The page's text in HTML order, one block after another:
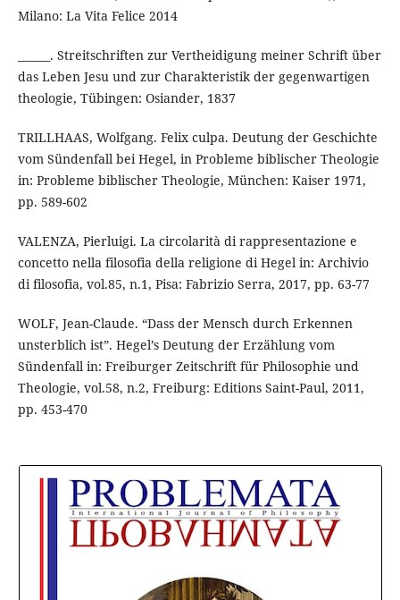
Milano: La Vita Felice 2014
______. Streitschriften zur Vertheidigung meiner Schrift über
das Leben Jesu und zur Charakteristik der gegenwartigen
theologie, Tübingen: Osiander, 1837
TRILLHAAS, Wolfgang. Felix culpa. Deutung der Geschichte
vom Sündenfall bei Hegel, in Probleme biblischer Theologie
in: Probleme biblischer Theologie, München: Kaiser 1971,
pp. 589-602
VALENZA, Pierluigi. La circolarità di rappresentazione e
concetto nella filosofia della religione di Hegel in: Archivio
di filosofia, vol.85, n.1, Pisa: Fabrizio Serra, 2017, pp. 63-77
WOLF, Jean-Claude. “Dass der Mensch durch Erkennen
unsterblich ist”. Hegel’s Deutung der Erzählung vom
Sündenfall in: Freiburger Zeitschrift für Philosophie und
Theologie, vol.58, n.2, Freiburg: Editions Saint-Paul, 2011,
pp. 453-470